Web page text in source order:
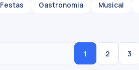
Festas Gastronomia Musical
1 2 3